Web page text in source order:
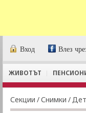
Вход Влез
ЖИВОТЪТ
Секции /Снимки /